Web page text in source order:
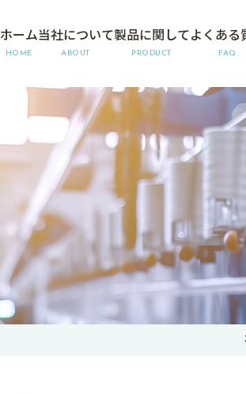
ホーム
HOME
当社について
ABOUT
製品に関して
PRODUCT
よくある
FAQ